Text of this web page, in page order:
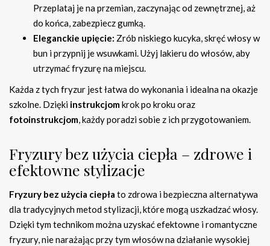
Przeplataj je na przemian, zaczynając od zewnętrznej, aż
do końca, zabezpiecz gumką.
Eleganckie upięcie: Zrób niskiego kucyka, skręć włosy w
bun i przypnij je wsuwkami. Użyj lakieru do włosów, aby
utrzymać fryzurę na miejscu.
Każda z tych fryzur jest łatwa do wykonania i idealna na okazje
szkolne. Dzięki instrukcjomkrok po kroku oraz
fotoinstrukcjom, każdy poradzi sobie z ich przygotowaniem.
Fryzury bez użycia ciepła – zdrowe i
efektowne stylizacje
Fryzury bez użycia ciepła to zdrowa i bezpieczna alternatywa
dla tradycyjnych metod stylizacji, które mogą uszkadzać włosy.
Dzięki tym technikom można uzyskać efektowne i romantyczne
fryzury, nie narażając przy tym włosów na działanie wysokiej